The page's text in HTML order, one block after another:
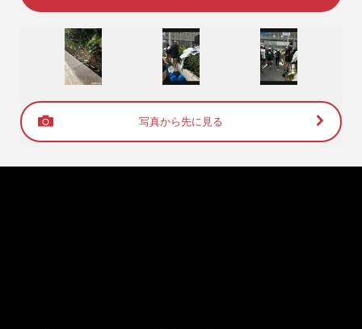
写真から先に見る